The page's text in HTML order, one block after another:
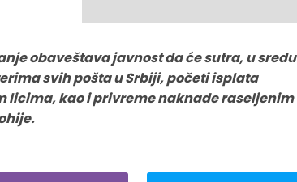
obaveštava javnost da će sutra, u sredu
svih pošta u Srbiji, početi isplata
licima, kao i privreme naknade raseljenim